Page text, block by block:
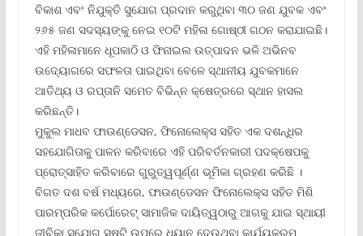
ବିକାଶ ଏବଂ ନିଯୁକ୍ତି ସୁଯୋଗ ପ୍ରଦାନ କରୁଥିବା ୩୦ ଜଣ ଯୁବକ ଏବଂ
୨୬୫ ଜଣ ସଦସ୍ୟଙ୍କୁ ନେଇ ୧୦ଟି ମହିଳା ଗୋଷ୍ଠୀ ଗଠନ କରାଯାଇଛି।
ଏହି ମହିଳାମାନେ ଧୂପକାଠି ଓ ଫିନାଇଲ ଉତ୍ପାଦନ ଭଳି ଅଭିନବ
ଉଦ୍ୟୋଗରେ ସଫଳତା ପାଇଥିବା ବେଳେ ସ୍ଥାନୀୟ ଯୁବକମାନେ
ଆତିଥ୍ୟ ଓ ରପ୍ତାନି ସମେତ ବିଭିନ୍ନ କ୍ଷେତ୍ରରେ ସ୍ଥାନ ହାସଲ
କରିଛନ୍ତି।
ମୁକୁଲ ମାଧବ ଫାଉଣ୍ଡେସନ, ଫିନୋଲେକ୍ସ ସହିତ ଏକ ଦଶନ୍ଧିର
ସହଯୋଗିତାକୁ ପାଳନ କରିବାରେ ଏହି ପରିବର୍ତନକାରୀ ପଦକ୍ଷେପକୁ
ପ୍ରୋତ୍ସାହିତ କରିବାରେ ଗୁରୁତ୍ୱପୂର୍ଣ୍ଣ ଭୂମିକା ଗ୍ରହଣ କରିଛି ।
ବିଗତ ଦଶ ବର୍ଷ ମଧ୍ୟରେ, ଫାଉଣ୍ଡେସନ ଫିନୋଲେକ୍ସ ସହିତ ମିଶି
ପାରମ୍ପରିକ କର୍ପୋରେଟ୍ ସାମାଜିକ ଦାୟିତ୍ୱଠାରୁ ଆଗକୁ ଯାଇ ସ୍ଥାୟୀ
ଜୀବିକା ସୁଯୋଗ ସୃଷ୍ଟି ଉପରେ ଧ୍ୟାନ ଦେଉଥିବା କାର୍ଯ୍ୟକ୍ରମ